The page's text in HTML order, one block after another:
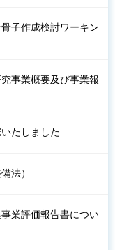
子作成検討ワーキン
事業概要及び事業報
たしました
法）
業評価報告書につい